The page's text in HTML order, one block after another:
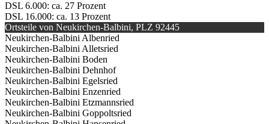
DSL 6.000: ca. 27 Prozent
DSL 16.000: ca. 13 Prozent
Ortsteile von Neukirchen-Balbini, PLZ 92445
Neukirchen-Balbini Albenried
Neukirchen-Balbini Alletsried
Neukirchen-Balbini Boden
Neukirchen-Balbini Dehnhof
Neukirchen-Balbini Egelsried
Neukirchen-Balbini Enzenried
Neukirchen-Balbini Etzmannsried
Neukirchen-Balbini Goppoltsried